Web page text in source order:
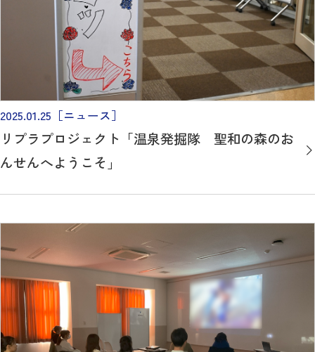
2025.01.25 ［ニュース］
リプラプロジェクト「温泉発掘隊 聖和の森のお
んせんへようこそ」